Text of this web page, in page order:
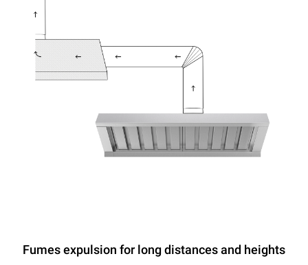
Fumes expulsion for long distances and heights